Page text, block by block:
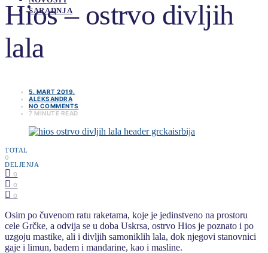
SARADNJA
Hios – ostrvo divljih
lala
5. MART 2019.
ALEKSANDRA
NO COMMENTS
7 MINUTE READ
TOTAL
0
DELJENJA
0
0
0
Osim po čuvenom ratu raketama, koje je jedinstveno na prostoru
cele Grčke, a odvija se u doba Uskrsa, ostrvo Hios je poznato i po
uzgoju mastike, ali i divljih samoniklih lala, dok njegovi stanovnici
gaje i limun, badem i mandarine, kao i masline.